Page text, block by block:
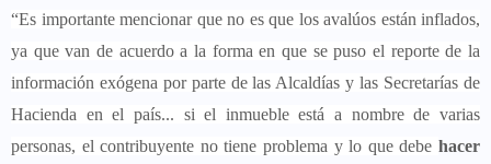
“Es importante mencionar que no es que los avalúos están inflados,
ya que van de acuerdo a la forma en que se puso el reporte de la
información exógena por parte de las Alcaldías y las Secretarías de
Hacienda en el país... si el inmueble está a nombre de varias
personas, el contribuyente no tiene problema y lo que debe hacer